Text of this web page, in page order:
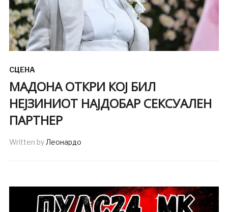
СЦЕНА
МАДОНА ОТКРИ КОЈ БИЛ
НЕЈЗИНИОТ НАЈДОБАР СЕКСУАЛЕН
ПАРТНЕР
Written byЛеонардо